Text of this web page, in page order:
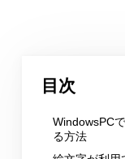
目次
WindowsPC
る方法